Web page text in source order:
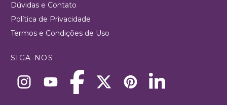
Dúvidas e Contato
Política de Privacidade
Termos e Condições de Uso
SIGA-NOS